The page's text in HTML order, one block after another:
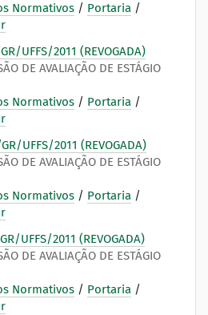
Normativos / Portaria /
UFFS/2011 (REVOGADA)
DE AVALIAÇÃO DE ESTÁGIO
Normativos / Portaria /
UFFS/2011 (REVOGADA)
DE AVALIAÇÃO DE ESTÁGIO
Normativos / Portaria /
UFFS/2011 (REVOGADA)
DE AVALIAÇÃO DE ESTÁGIO
Normativos / Portaria /